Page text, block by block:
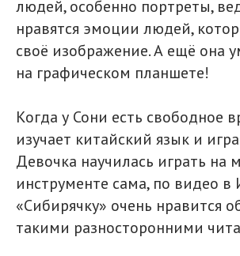
людей, особенно портреты,
нравятся эмоции людей,
своё изображение. А ещё она
на графическом планшете!
Когда у Сони есть свободное
изучает китайский язык и
Девочка научилась играть на
инструменте сама, по видео в
«Сибирячку» очень нравится
такими разносторонними